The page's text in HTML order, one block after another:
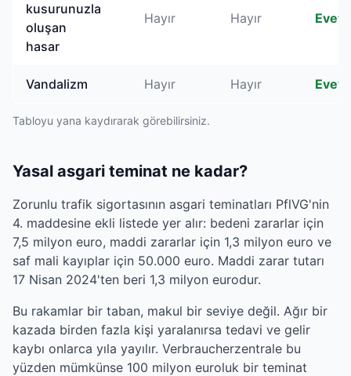
kusurunuzla
oluşan
hasar
Hayır Hayır Evet
Vandalizm Hayır Hayır Evet
Tabloyu yana kaydırarak görebilirsiniz.
Yasal asgari teminat ne kadar?
Zorunlu trafik sigortasının asgari teminatları PflVG'nin
4. maddesine ekli listede yer alır: bedeni zararlar için
7,5 milyon euro, maddi zararlar için 1,3 milyon euro ve
saf mali kayıplar için 50.000 euro. Maddi zarar tutarı
17 Nisan 2024'ten beri 1,3 milyon eurodur.
Bu rakamlar bir taban, makul bir seviye değil. Ağır bir
kazada birden fazla kişi yaralanırsa tedavi ve gelir
kaybı onlarca yıla yayılır. Verbraucherzentrale bu
yüzden mümkünse 100 milyon euroluk bir teminat